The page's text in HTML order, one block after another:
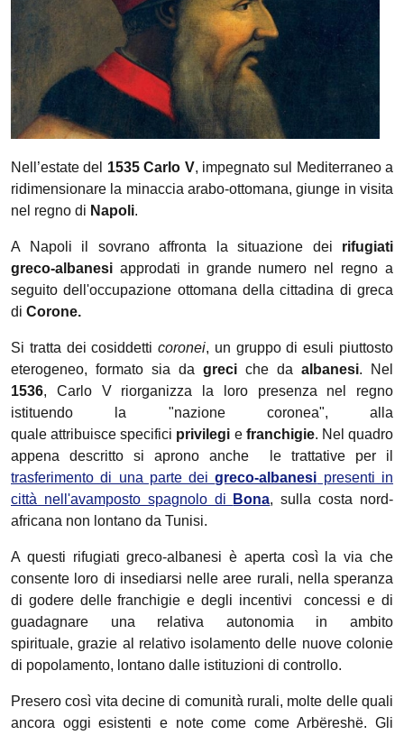
Nell’estate del 1535 Carlo V, impegnato sul Mediterraneo a
ridimensionare la minaccia arabo-ottomana, giunge in visita
nel regno di Napoli.
A Napoli il sovrano affronta la situazione dei rifugiati
greco-albanesi approdati in grande numero nel regno a
seguito dell'occupazione ottomana della cittadina di greca
di Corone.
Si tratta dei cosiddetticoronei, un gruppo di esuli piuttosto
eterogeneo, formato sia da greci che da albanesi. Nel
1536, Carlo V riorganizza la loro presenza nel regno
istituendo la "nazione coronea", alla
quale attribuisce specifici privilegi e franchigie. Nel quadro
appena descritto si aprono anche le trattative per il
trasferimento di una parte deigreco-albanesi presenti in
città nell'avamposto spagnolo di
Bona, sulla costa nord-
africana non lontano da Tunisi.
A questi rifugiati greco-albanesi è aperta così la via che
consente loro di insediarsi nelle aree rurali, nella speranza
di godere delle franchigie e degli incentivi concessi e di
guadagnare una relativa autonomia in ambito
spirituale, grazie al relativo isolamento delle nuove colonie
di popolamento, lontano dalle istituzioni di controllo.
Presero così vita decine di comunità rurali, molte delle quali
ancora oggi esistenti e note come come Arbëreshë. Gli